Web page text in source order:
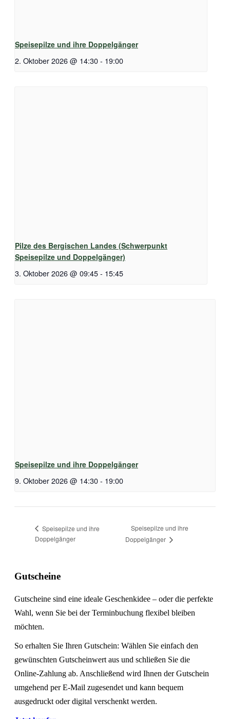
Speisepilze und ihre Doppelgänger
2. Oktober 2026 @ 14:30- 19:00
Pilze des Bergischen Landes (Schwerpunkt
Speisepilze und Doppelgänger)
3. Oktober 2026 @ 09:45- 15:45
Speisepilze und ihre Doppelgänger
9. Oktober 2026 @ 14:30- 19:00
Speisepilze und ihre
Doppelgänger
Speisepilze und ihre
Doppelgänger
Gutscheine
Gutscheine sind eine ideale Geschenkidee – oder die perfekte
Wahl, wenn Sie bei der Terminbuchung flexibel bleiben
möchten.
So erhalten Sie Ihren Gutschein: Wählen Sie einfach den
gewünschten Gutscheinwert aus und schließen Sie die
Online-Zahlung ab. Anschließend wird Ihnen der Gutschein
umgehend per E-Mail zugesendet und kann bequem
ausgedruckt oder digital verschenkt werden.